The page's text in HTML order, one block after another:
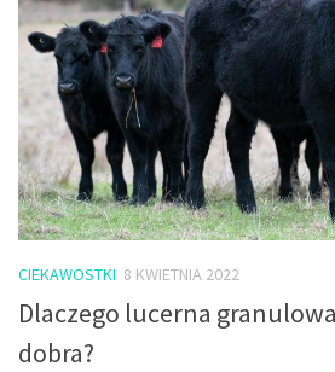
CIEKAWOSTKI 8 KWIETNIA 2022
Dlaczego lucerna
dobra?